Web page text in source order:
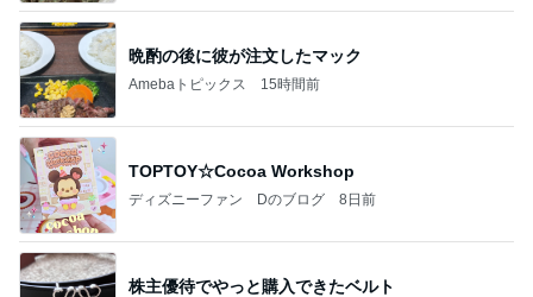
晩酌の後に彼が注文したマック
Amebaトピックス 15時間前
TOPTOY☆Cocoa Workshop
ディズニーファン Dのブログ 8日前
株主優待でやっと購入できたベルト